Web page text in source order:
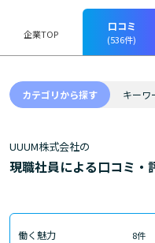
企業TOP
口コミ
(536件)
カテゴリから探す キーワ
UUUM株式会社の
現職社員による口コミ・
働く魅力 8件